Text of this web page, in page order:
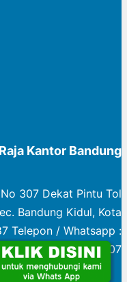
Raja Kantor Bandung
307 Dekat Pintu Tol
Bandung Kidul, Kota
Telepon / Whatsapp :
0822 1003 0307